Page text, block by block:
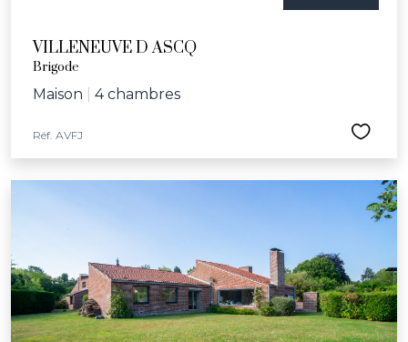
VILLENEUVE D ASCQ
Brigode
Maison 4 chambres
Réf. AVFJ